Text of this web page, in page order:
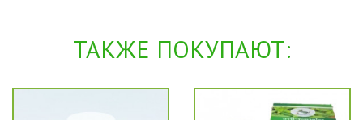
ТАКЖЕ ПОКУПАЮТ: